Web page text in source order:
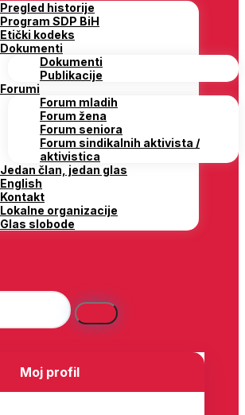
Pregled historije
Program SDP BiH
Etički kodeks
Dokumenti
Dokumenti
Publikacije
Forumi
Forum mladih
Forum žena
Forum seniora
Forum sindikalnih aktivista /
aktivistica
Jedan član, jedan glas
English
Kontakt
Lokalne organizacije
Glas slobode
Moj profil